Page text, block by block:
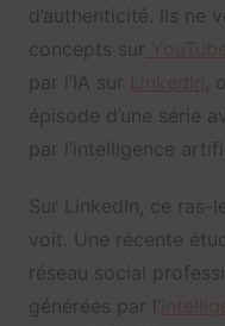
d’authenticité. Ils ne
concepts sur
par l’IA sur
,
épisode d’une série
par l’intelligence
Sur LinkedIn, ce
voit. Une récente
réseau social
générées par l’